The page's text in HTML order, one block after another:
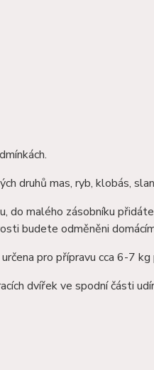
druhů mas, ryb, klobás,
malého zásobníku
budete odměněni
pro přípravu cca 6-7 kg
dvířek ve spodní části